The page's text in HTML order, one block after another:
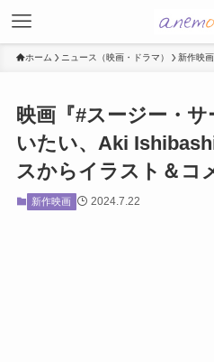
ホーム ニュース（映画・ドラマ） 新作映画
映画『#スージー・
いたい、Aki
スからイラスト＆コ
新作映画 2024.7.22